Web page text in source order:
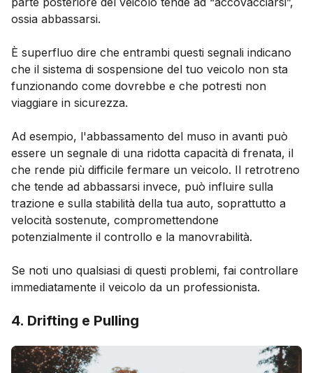
ossia abbassarsi.
È superfluo dire che entrambi questi segnali indicano
che il sistema di sospensione del tuo veicolo non sta
funzionando come dovrebbe e che potresti non
viaggiare in sicurezza.
Ad esempio, l'abbassamento del muso in avanti può
essere un segnale di una ridotta capacità di frenata, il
che rende più difficile fermare un veicolo. Il retrotreno
che tende ad abbassarsi invece, può influire sulla
trazione e sulla stabilità della tua auto, soprattutto a
velocità sostenute, compromettendone
potenzialmente il controllo e la manovrabilità.
Se noti uno qualsiasi di questi problemi, fai controllare
immediatamente il veicolo da un professionista.
4. Drifting e Pulling